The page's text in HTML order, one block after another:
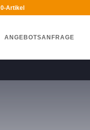
0-Artikel
ANGEBOTSANFRAGE